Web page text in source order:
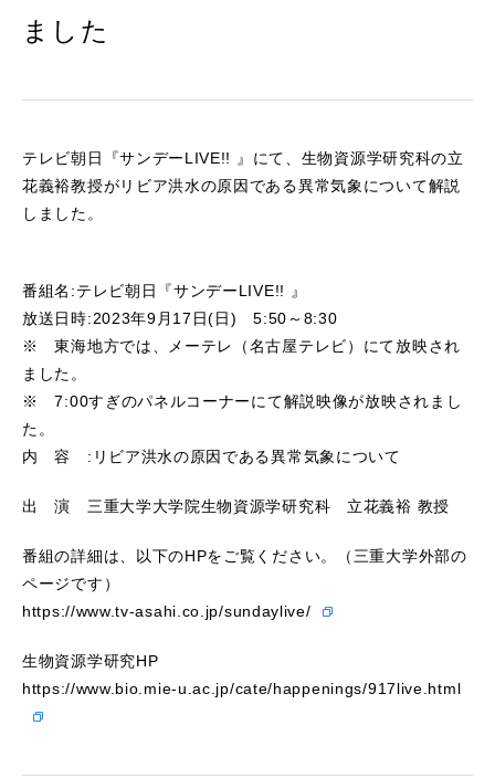
ました
テレビ朝日『サンデーLIVE!! 』にて、生物資源学研究科の立
花義裕教授がリビア洪水の原因である異常気象について解説
しました。
番組名:テレビ朝日『サンデーLIVE!! 』
放送日時:2023年9月17日(日) 5:50～8:30
※ 東海地方では、メーテレ（名古屋テレビ）にて放映され
ました。
※ 7:00すぎのパネルコーナーにて解説映像が放映されまし
た。
内 容 :リビア洪水の原因である異常気象について
出 演 三重大学大学院生物資源学研究科 立花義裕 教授
番組の詳細は、以下のHPをご覧ください。（三重大学外部の
ページです）
https://www.tv-asahi.co.jp/sundaylive/
生物資源学研究HP
https://www.bio.mie-u.ac.jp/cate/happenings/917live.html